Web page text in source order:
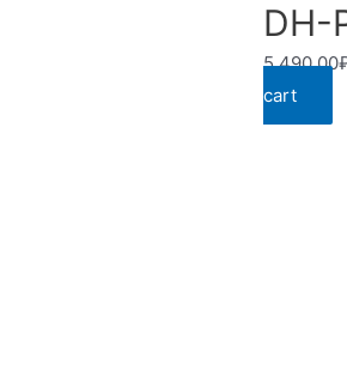
DH-
5,490.00
cart